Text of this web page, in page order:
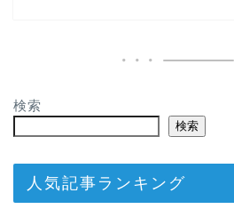
検索
検索
人気記事ランキング